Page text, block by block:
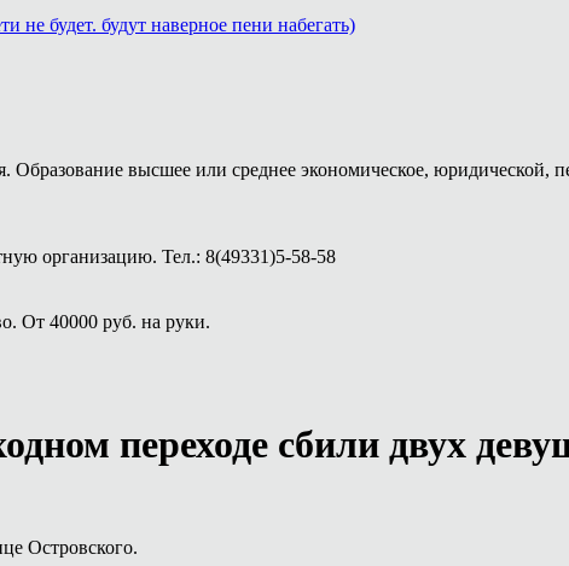
не будет. будут наверное пени набегать)
Образование высшее или среднее экономическое, юридической,
организацию. Тел.: 8(49331)5-58-58
От 40000 руб. на руки.
переходе сбили двух
Островского.